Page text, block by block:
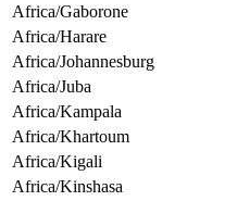
Africa/Gaborone
Africa/Harare
Africa/Johannesburg
Africa/Juba
Africa/Kampala
Africa/Khartoum
Africa/Kigali
Africa/Kinshasa